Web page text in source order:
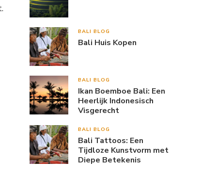
BALI BLOG
Bali Huis Kopen
BALI BLOG
Ikan Boemboe Bali: Een
Heerlijk Indonesisch
Visgerecht
BALI BLOG
Bali Tattoos: Een
Tijdloze Kunstvorm met
Diepe Betekenis